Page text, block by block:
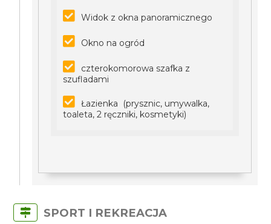
Widok z okna panoramicznego
Okno na ogród
czterokomorowa szafka z
szufladami
Łazienka (prysznic, umywalka,
toaleta, 2 ręczniki, kosmetyki)
SPORT I REKREACJA